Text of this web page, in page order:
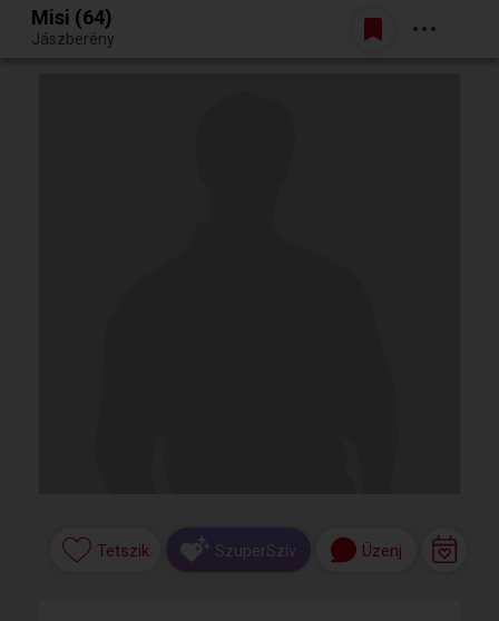
Egy jó randiból bármi lehet.
Belépés
Misi (64)
Jászberény
Tetszik SzuperSzív Üzenj